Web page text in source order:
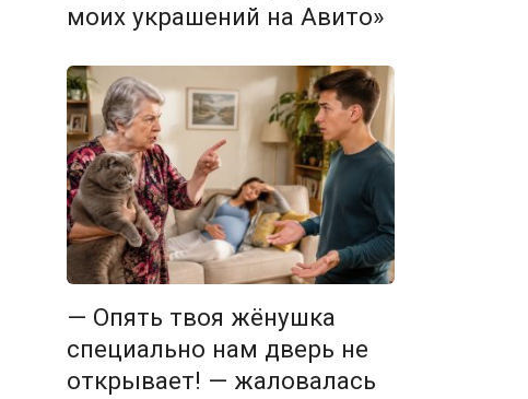
моих украшений на Авито»
— Опять твоя жёнушка
специально нам дверь не
открывает! — жаловалась